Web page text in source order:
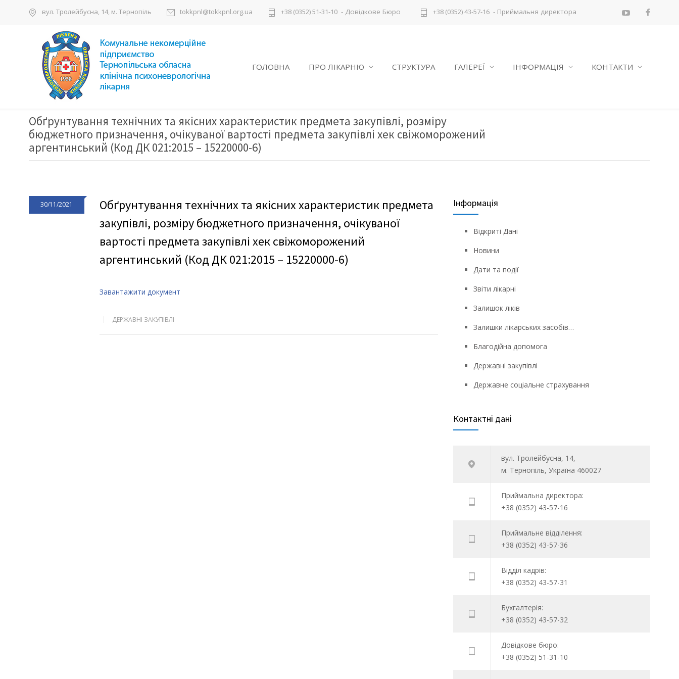
вул. Тролейбусна, 14, м. Тернопіль tokkpnl@tokkpnl.org.ua +38 (0352) 51-31-10 - Довідкове Бюро +38 (0352) 43-57-16 - Приймальня директора
ГОЛОВНА ПРО ЛІКАРНЮ СТРУКТУРА ГАЛЕРЕЇ ІНФОРМАЦІЯ КОНТАКТИ
Обґрунтування технічних та якісних характеристик предмета закупівлі, розміру
бюджетного призначення, очікуваної вартості предмета закупівлі хек свіжоморожений
аргентинський (Код ДК 021:2015 – 15220000-6)
30/11/2021
Обґрунтування технічних та якісних характеристик предмета
закупівлі, розміру бюджетного призначення, очікуваної
вартості предмета закупівлі хек свіжоморожений
аргентинський (Код ДК 021:2015 – 15220000-6)
Завантажити документ
ДЕРЖАВНІ ЗАКУПІВЛІ
Інформація
Відкриті Дані
Новини
Дати та події
Звіти лікарні
Залишок ліків
Залишки лікарських засобів…
Благодійна допомога
Державні закупівлі
Державне соціальне страхування
Контактні дані
вул. Тролейбусна, 14,
м. Тернопіль, Україна 460027
Приймальна директора:
+38 (0352) 43-57-16
Приймальне відділення:
+38 (0352) 43-57-36
Відділ кадрів:
+38 (0352) 43-57-31
Бухгалтерія:
+38 (0352) 43-57-32
Довідкове бюро:
+38 (0352) 51-31-10